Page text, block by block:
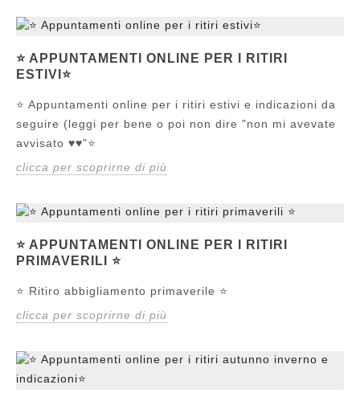
⭐ APPUNTAMENTI ONLINE PER I RITIRI
ESTIVI⭐
⭐ Appuntamenti online per i ritiri estivi e indicazioni da
seguire (leggi per bene o poi non dire "non mi avevate
avvisato ♥️♥️"⭐
clicca per scoprirne di più
⭐ APPUNTAMENTI ONLINE PER I RITIRI
PRIMAVERILI ⭐
⭐ Ritiro abbigliamento primaverile ⭐
clicca per scoprirne di più